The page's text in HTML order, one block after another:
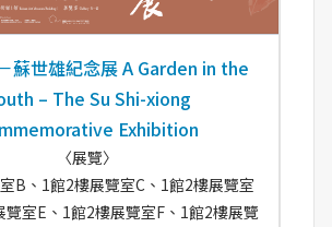
蘇世雄紀念展 A Garden in the
– The Su Shi-xiong
Exhibition
〈展覽〉
B、1館2樓展覽室C、1館2樓展覽室
覽室E、1館2樓展覽室F、1館2樓展覽